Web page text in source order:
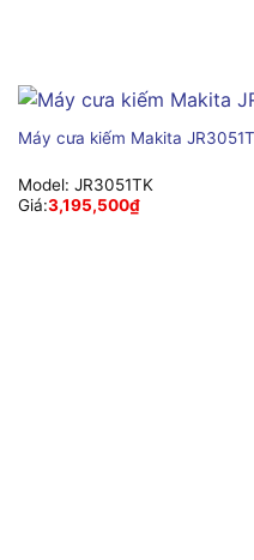
Máy cưa kiếm Makita
Model: JR3051TK
Giá:3,195,500₫